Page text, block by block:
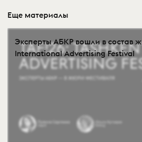
Еще материалы
Эксперты АБКР вошли в состав
International Advertising Festival